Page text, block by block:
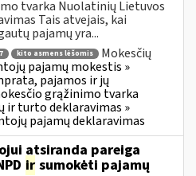
tvarka Nuolatinių Lietuvos
Tais atvejais, kai
pajamų yra...
kito asmens lėšomis
Mokesčių
pajamų mokestis »
pajamos ir jų
grąžinimo tvarka
ir turto deklaravimas »
pajamų deklaravimas
atsiranda pareiga
ir sumokėti pajamų